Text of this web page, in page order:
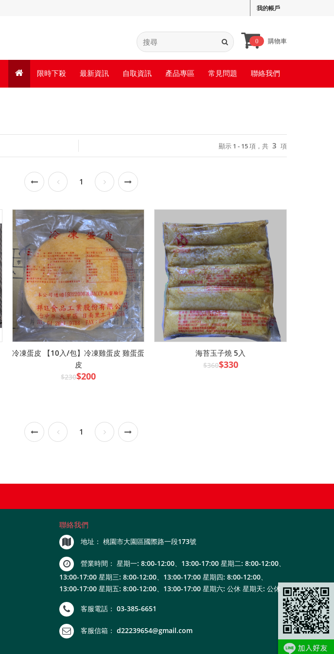
我的帳戶
0 購物車
限時下殺 最新資訊 自取資訊 產品專區 常見問題 聯絡我們
顯示 1 - 15 項，共 3 項
1
冷凍蛋皮 【10入/包】冷凍雞蛋皮 雞蛋蛋
皮
$230$200
海苔玉子燒 5入
$360$330
1
聯絡我們
地址： 桃園市大園區國際路一段173號
營業時間： 星期一: 8:00-12:00、13:00-17:00 星期二: 8:00-12:00、
13:00-17:00 星期三: 8:00-12:00、13:00-17:00 星期四: 8:00-12:00、
13:00-17:00 星期五: 8:00-12:00、13:00-17:00 星期六: 公休 星期天: 公休
客服電話： 03-385-6651
客服信箱： d22239654@gmail.com